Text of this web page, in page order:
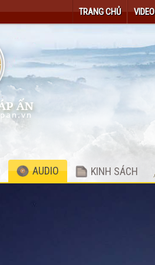
TRANG CHỦ VIDEO
AUDIO KINH SÁCH